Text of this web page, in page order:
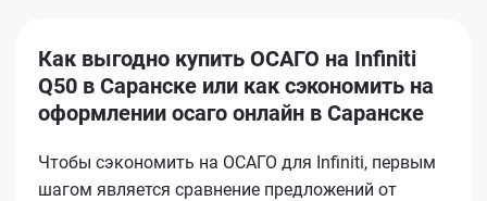
Как выгодно купить ОСАГО на Infiniti
Q50 в Саранске или как сэкономить на
оформлении осаго онлайн в Саранске
Чтобы сэкономить на ОСАГО для Infiniti, первым
шагом является сравнение предложений от